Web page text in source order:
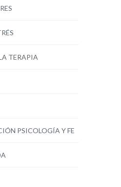
TERAPIA
PSICOLOGÍA Y FE